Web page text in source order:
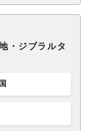
・ジブラルタ